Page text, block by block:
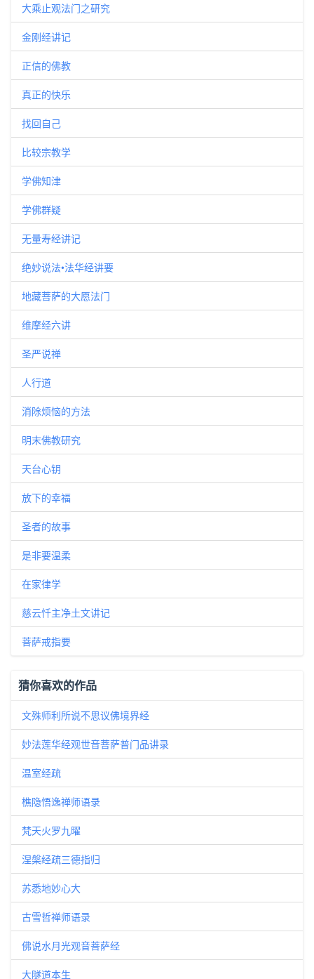
大乘止观法门之研究
金刚经讲记
正信的佛教
真正的快乐
找回自己
比较宗教学
学佛知津
学佛群疑
无量寿经讲记
绝妙说法•法华经讲要
地藏菩萨的大愿法门
维摩经六讲
圣严说禅
人行道
消除烦恼的方法
明末佛教研究
天台心钥
放下的幸福
圣者的故事
是非要温柔
在家律学
慈云忏主净土文讲记
菩萨戒指要
猜你喜欢的作品
文殊师利所说不思议佛境界经
妙法莲华经观世音菩萨普门品讲录
温室经疏
樵隐悟逸禅师语录
梵天火罗九曜
涅槃经疏三德指归
苏悉地妙心大
古雪哲禅师语录
佛说水月光观音菩萨经
大隧道本生